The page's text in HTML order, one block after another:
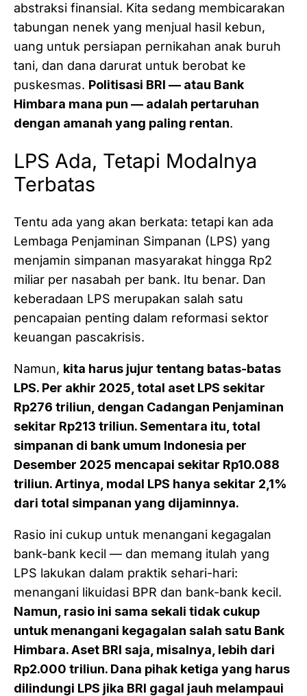
abstraksi finansial. Kita sedang membicarakan
tabungan nenek yang menjual hasil kebun,
uang untuk persiapan pernikahan anak buruh
tani, dan dana darurat untuk berobat ke
puskesmas. Politisasi BRI — atau Bank
Himbara mana pun — adalah pertaruhan
dengan amanah yang paling rentan.
LPS Ada, Tetapi Modalnya
Terbatas
Tentu ada yang akan berkata: tetapi kan ada
Lembaga Penjaminan Simpanan (LPS) yang
menjamin simpanan masyarakat hingga Rp2
miliar per nasabah per bank. Itu benar. Dan
keberadaan LPS merupakan salah satu
pencapaian penting dalam reformasi sektor
keuangan pascakrisis.
Namun, kita harus jujur tentang batas-batas
LPS. Per akhir 2025, total aset LPS sekitar
Rp276 triliun, dengan Cadangan Penjaminan
sekitar Rp213 triliun. Sementara itu, total
simpanan di bank umum Indonesia per
Desember 2025 mencapai sekitar Rp10.088
triliun. Artinya, modal LPS hanya sekitar 2,1%
dari total simpanan yang dijaminnya.
Rasio ini cukup untuk menangani kegagalan
bank-bank kecil — dan memang itulah yang
LPS lakukan dalam praktik sehari-hari:
menangani likuidasi BPR dan bank-bank kecil.
Namun, rasio ini sama sekali tidak cukup
untuk menangani kegagalan salah satu Bank
Himbara. Aset BRI saja, misalnya, lebih dari
Rp2.000 triliun. Dana pihak ketiga yang harus
dilindungi LPS jika BRI gagal jauh melampaui